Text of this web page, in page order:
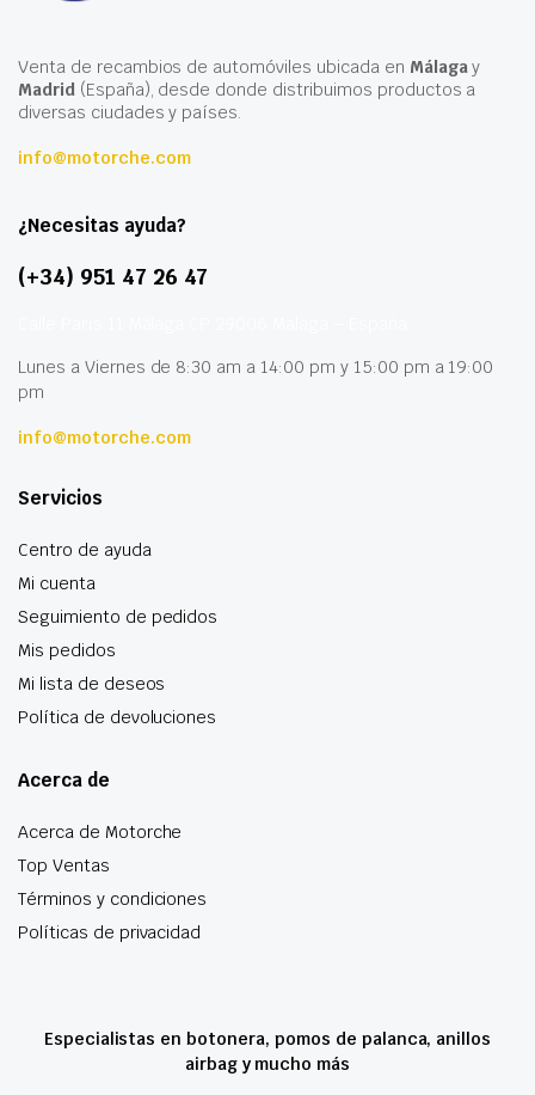
Venta de recambios de automóviles ubicada en Málagay
Madrid(España), desde donde distribuimos productos a
diversas ciudades y países.
info@motorche.com
¿Necesitas ayuda?
(+34) 951 47 26 47
Lunes a Viernes de 8:30 am a 14:00 pm y 15:00 pm a 19:00
pm
info@motorche.com
Servicios
Centro de ayuda
Mi cuenta
Seguimiento de pedidos
Mis pedidos
Mi lista de deseos
Política de devoluciones
Acerca de
Acerca de Motorche
Top Ventas
Términos y condiciones
Políticas de privacidad
Especialistas en botonera, pomos de palanca, anillos
airbag y mucho más